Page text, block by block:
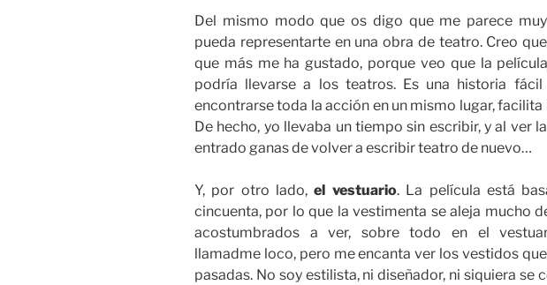
Del mismo modo que os digo que me parece
pueda representarte en una obra de teatro. Creo
que más me ha gustado, porque veo que la
podría llevarse a los teatros. Es una historia
encontrarse toda la acción en un mismo lugar, facilita
De hecho, yo llevaba un tiempo sin escribir, y al ver
entrado ganas de volver a escribir teatro de nuevo…
Y, por otro lado,el vestuario. La película está
cincuenta, por lo que la vestimenta se aleja mucho
acostumbrados a ver, sobre todo en el
llamadme loco, pero me encanta ver los vestidos
pasadas. No soy estilista, ni diseñador, ni siquiera se